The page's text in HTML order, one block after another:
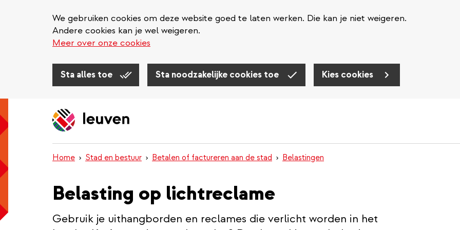
We gebruiken cookies om deze website goed te laten werken. Die kan je niet weigeren.
Andere cookies kan je wel weigeren.
Meer over onze cookies
Sta alles toe Sta noodzakelijke cookies toe Kies cookies
Home Stad en bestuur Betalen of factureren aan de stad Belastingen
Belasting op lichtreclame
Gebruik je uithangborden en reclames die verlicht worden in het